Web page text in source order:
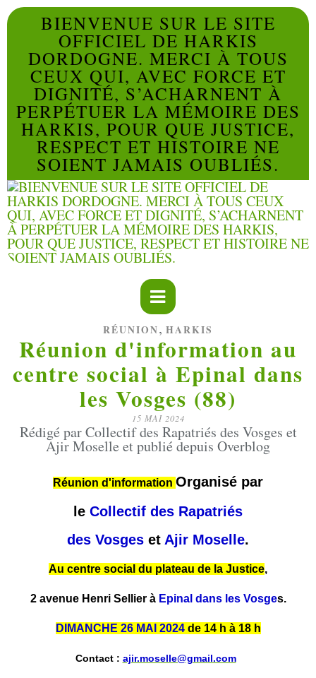
BIENVENUE SUR LE SITE
OFFICIEL DE HARKIS
DORDOGNE. MERCI À TOUS
CEUX QUI, AVEC FORCE ET
DIGNITÉ, S’ACHARNENT À
PERPÉTUER LA MÉMOIRE DES
HARKIS, POUR QUE JUSTICE,
RESPECT ET HISTOIRE NE
SOIENT JAMAIS OUBLIÉS.
RÉUNION, HARKIS
Réunion d'information au
centre social à Epinal dans
les Vosges (88)
15 MAI 2024
Rédigé par Collectif des Rapatriés des Vosges et
Ajir Moselle et publié depuis Overblog
Réunion d'information Organisé par
le Collectif des Rapatriés
des Vosges et Ajir Moselle.
Au centre social du plateau de la Justice,
2 avenue Henri Sellier à Epinal dans les Vosges.
DIMANCHE 26 MAI 2024 de 14 h à 18 h
Contact : ajir.moselle@gmail.com